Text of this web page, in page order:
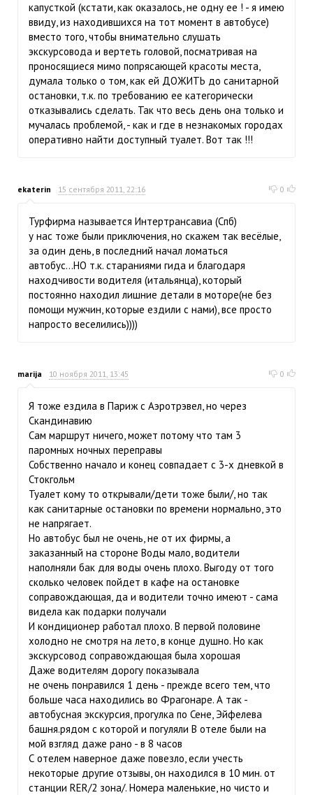
капусткой (кстати, как оказалось, не одну ее ! - я имею
ввиду, из находившихся на тот момент в автобусе)
вместо того, чтобы внимательно слушать
экскурсовода и вертеть головой, посматривая на
проносящиеся мимо попрясающей красоты места,
думала только о том, как ей ДОЖИТЬ до санитарной
остановки, т.к. по требованию ее категорически
отказывались сделать. Так что весь день она только и
мучалась проблемой, - как и где в незнакомых городах
оперативно найти доступный туалет. Вот так !!!
ekaterin 15 сентября 2011, 22:16 0
Турфирма называется Интертрансавиа (Спб)
у нас тоже были приключения, но скажем так весёлые,
за один день, в последний начал ломаться
автобус...НО т.к. стараниями гида и благодаря
находчивости водителя (итальянца), который
постоянно находил лишние детали в моторе(не без
помощи мужчин, которые ездили с нами), все просто
напросто веселились))))
marija 10 ноября 2011, 13:45 0
Я тоже ездила в Париж с Аэротрэвел, но через
Скандинавию
Сам маршрут ничего, может потому что там 3
паромных ночных переправы
Собственно начало и конец совпадает с 3-х дневкой в
Стокгольм
Туалет кому то открывали/дети тоже были/, но так
как санитарные остановки по времени нормально, это
не напрягает.
Но автобус был не очень, не от их фирмы, а
заказанный на стороне Воды мало, водители
наполняли бак для воды очень плохо. Выгоду от того
сколько человек пойдет в кафе на остановке
соправождающая, да и водители точно имеют - сама
видела как подарки получали
И кондиционер работал плохо. В первой половине
холодно не смотря на лето, в конце душно. Но как
экскурсовод соправождающая была хорошая
Даже водителям дорогу показывала
не очень понравился 1 день - прежде всего тем, что
больше часа находились во Фрагонаре. А так -
автобусная экскурсия, прогулка по Сене, Эйфелева
башня.рядом с которой и погуляли В отеле были на
мой взгляд даже рано - в 8 часов
С отелем наверное даже повезло, если учесть
некоторые другие отзывы, он находился в 10 мин. от
станции RER/2 зона/. Номера маленькие, но чисто и